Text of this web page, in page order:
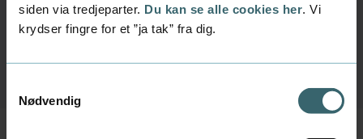
siden via tredjeparter. Du kan se alle cookies her. Vi
krydser fingre for et ”ja tak” fra dig.
Nødvendig
sine opgaver ved at byde ind, stille spørgsmål
og tage ansvar. Og den tilgang har åbnet døre.